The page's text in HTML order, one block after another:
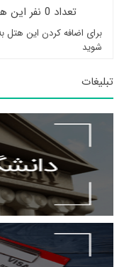
تعداد 0 نفر این هتل را به لیست خود اضافه کرده‌اند
برای اضافه کردن این هتل
شوید
تبلیغات